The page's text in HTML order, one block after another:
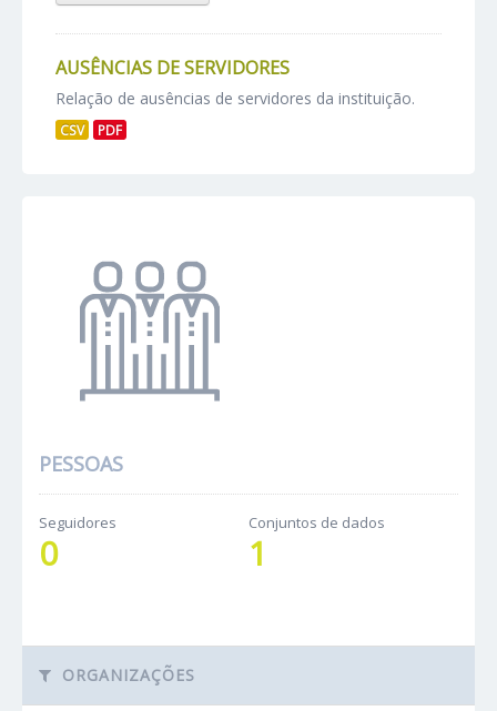
AUSÊNCIAS DE SERVIDORES
Relação de ausências de servidores da instituição.
CSV PDF
PESSOAS
Seguidores
0
Conjuntos de dados
1
ORGANIZAÇÕES